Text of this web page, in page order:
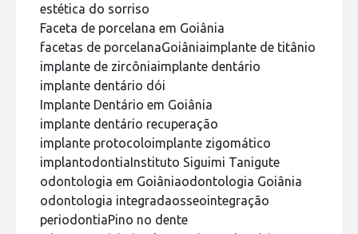
estética do sorriso
Faceta de porcelana em Goiânia
facetas de porcelanaGoiâniaimplante de titânio
implante de zircôniaimplante dentário
implante dentário dói
Implante Dentário em Goiânia
implante dentário recuperação
implante protocoloimplante zigomático
implantodontiaInstituto Siguimi Tanigute
odontologia em Goiâniaodontologia Goiânia
odontologia integradaosseointegração
periodontiaPino no dente